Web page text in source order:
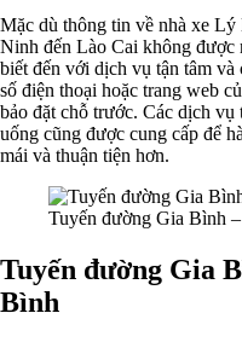
Mặc dù thông tin về nhà xe
Ninh đến Lào Cai không được
biết đến với dịch vụ tận tâm và
số điện thoại hoặc trang web
bảo đặt chỗ trước. Các dịch
uống cũng được cung cấp để
mái và thuận tiện hơn.
Tuyến đường Gia Bình
Tuyến đường Gia
Bình